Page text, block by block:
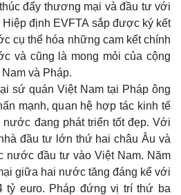
đẩy thương mại và đầu tư với
định EVFTA sắp được ký kết
cụ thể hóa những cam kết chính
và cũng là mong mỏi của cộng
và Pháp.
sứ quán Việt Nam tại Pháp ông
mạnh, quan hệ hợp tác kinh tế
đang phát triển tốt đẹp. Với
đầu tư lớn thứ hai châu Âu và
nước đầu tư vào Việt Nam. Năm
giữa hai nước tăng đáng kể với
tỷ euro. Pháp đứng vị trí thứ ba